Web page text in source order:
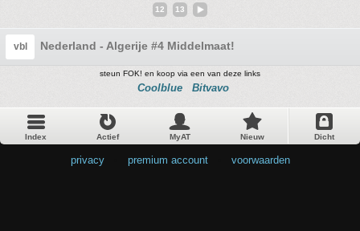
12 13
vbl Nederland - Algerije #4 Middelmaat!
steun FOK! en koop via een van deze links
Coolblue Bitvavo
Index Actief MyAT Nieuw Dicht
privacy premium account voorwaarden